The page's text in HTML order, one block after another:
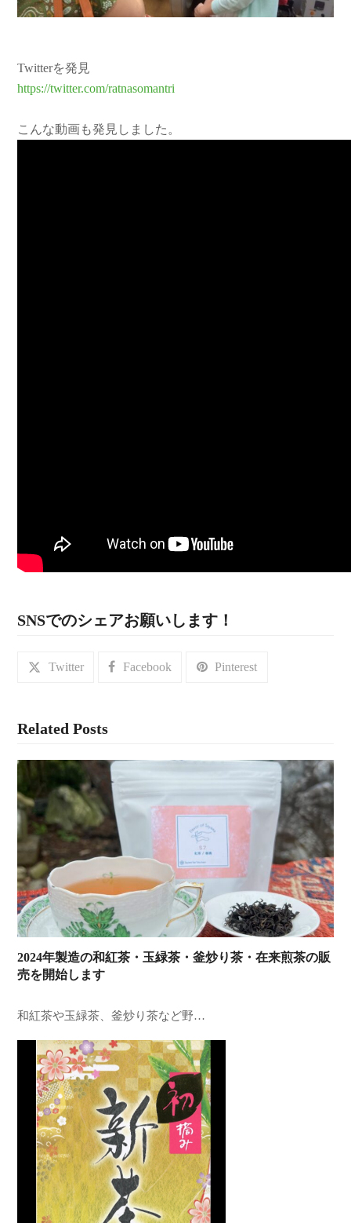
Twitterを発見
https://twitter.com/ratnasomantri
こんな動画も発見しました。
SNSでのシェアお願いします！
Twitter Facebook Pinterest
Related Posts
2024年製造の和紅茶・玉緑茶・釜炒り茶・在来煎茶の販
売を開始します
和紅茶や玉緑茶、釜炒り茶など野…